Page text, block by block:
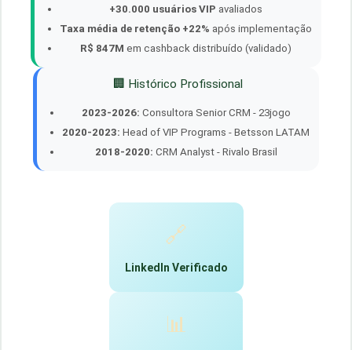
+30.000 usuários VIP avaliados
Taxa média de retenção +22% após implementação
R$ 847M em cashback distribuído (validado)
🏢 Histórico Profissional
2023-2026: Consultora Senior CRM - 23jogo
2020-2023: Head of VIP Programs - Betsson LATAM
2018-2020: CRM Analyst - Rivalo Brasil
🔗
LinkedIn Verificado
📊